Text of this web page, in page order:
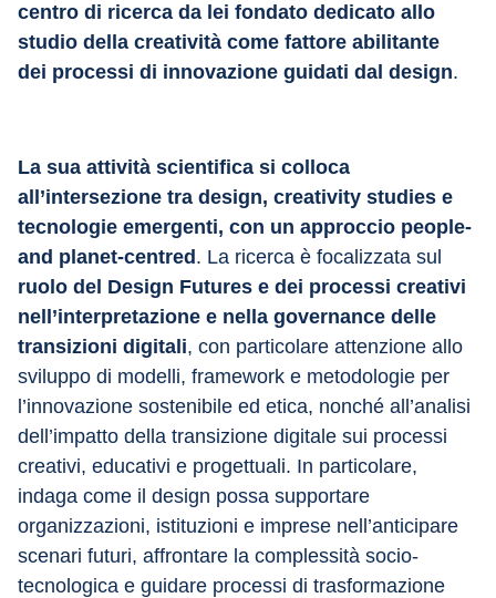
centro di ricerca da lei fondato dedicato allo
studio della creatività come fattore abilitante
dei processi di innovazione guidati dal design.
La sua attività scientifica si colloca
all’intersezione tra design, creativity studies e
tecnologie emergenti, con un approccio people-
and planet-centred . La ricerca è focalizzata sul
ruolo del Design Futures e dei processi creativi
nell’interpretazione e nella governance delle
transizioni digitali, con particolare attenzione allo
sviluppo di modelli, framework e metodologie per
l’innovazione sostenibile ed etica, nonché all’analisi
dell’impatto della transizione digitale sui processi
creativi, educativi e progettuali. In particolare,
indaga come il design possa supportare
organizzazioni, istituzioni e imprese nell’anticipare
scenari futuri, affrontare la complessità socio-
tecnologica e guidare processi di trasformazione